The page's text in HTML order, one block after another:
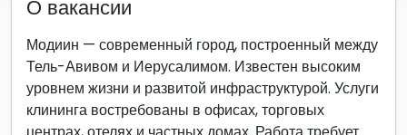
О вакансии
Модиин — современный город, построенный между
Тель-Авивом и Иерусалимом. Известен высоким
уровнем жизни и развитой инфраструктурой. Услуги
клининга востребованы в офисах, торговых